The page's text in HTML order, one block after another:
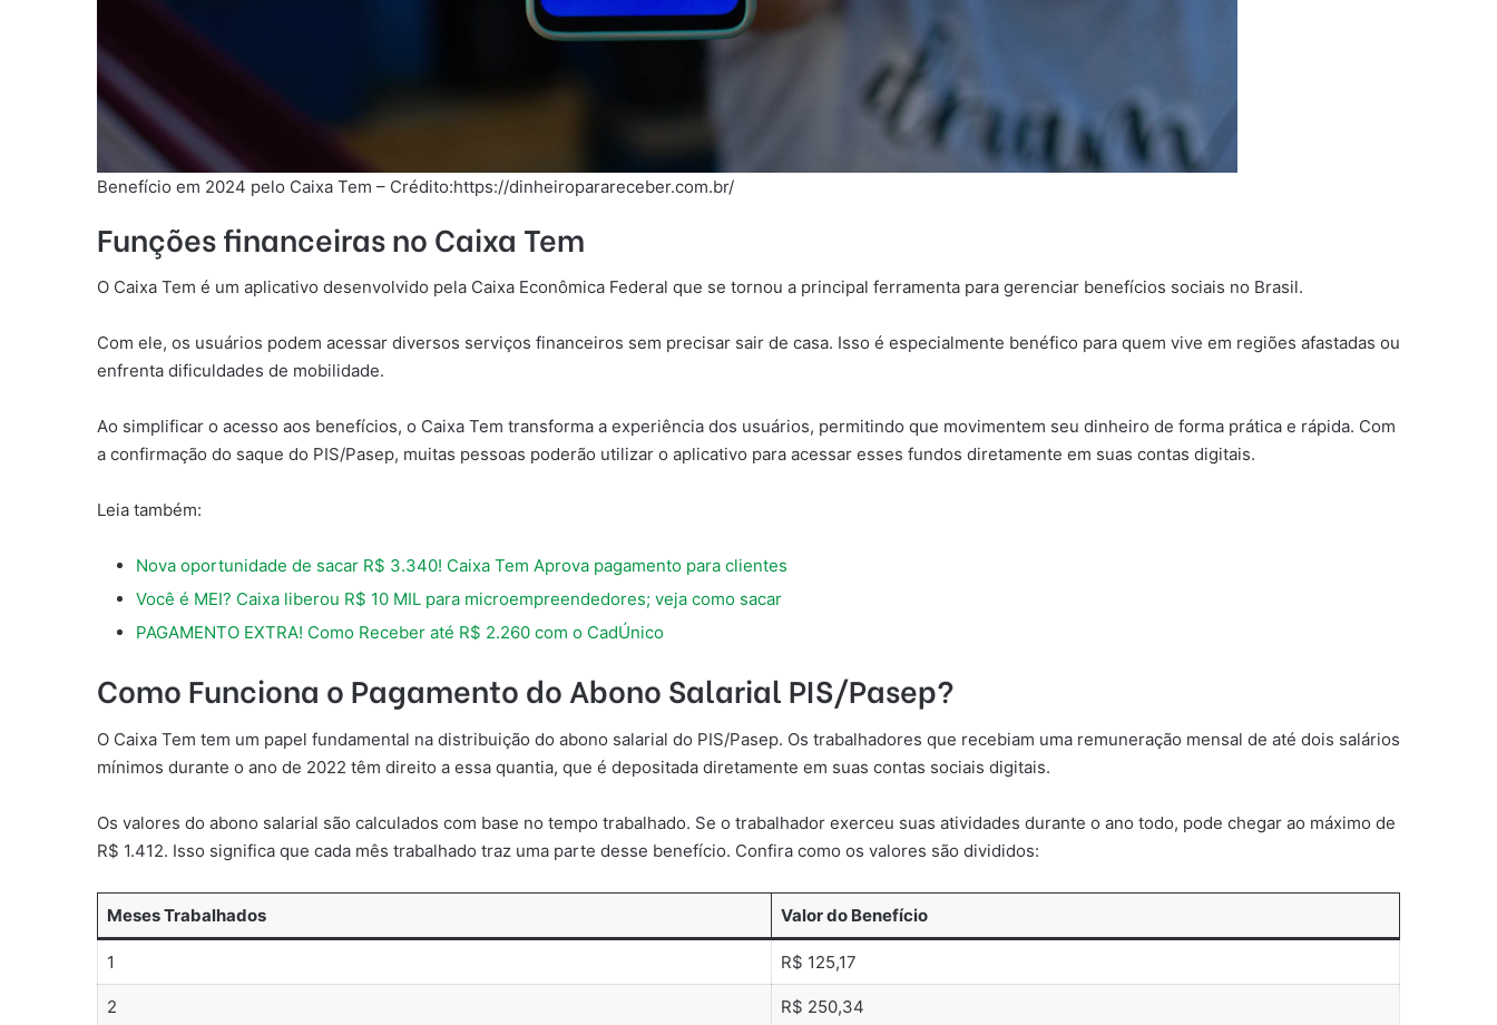
Benefício em 2024 pelo Caixa Tem – Crédito:https://dinheiroparareceber.com.br/
Funções financeiras no Caixa Tem
O Caixa Tem é um aplicativo desenvolvido pela Caixa Econômica Federal que se tornou a principal ferramenta para gerenciar benefícios sociais no Brasil.
Com ele, os usuários podem acessar diversos serviços financeiros sem precisar sair de casa. Isso é especialmente benéfico para quem vive em regiões afastadas ou
enfrenta dificuldades de mobilidade.
Ao simplificar o acesso aos benefícios, o Caixa Tem transforma a experiência dos usuários, permitindo que movimentem seu dinheiro de forma prática e rápida. Com
a confirmação do saque do PIS/Pasep, muitas pessoas poderão utilizar o aplicativo para acessar esses fundos diretamente em suas contas digitais.
Leia também:
Nova oportunidade de sacar R$ 3.340! Caixa Tem Aprova pagamento para clientes
Você é MEI? Caixa liberou R$ 10 MIL para microempreendedores; veja como sacar
PAGAMENTO EXTRA! Como Receber até R$ 2.260 com o CadÚnico
Como Funciona o Pagamento do Abono Salarial PIS/Pasep?
O Caixa Tem tem um papel fundamental na distribuição do abono salarial do PIS/Pasep. Os trabalhadores que recebiam uma remuneração mensal de até dois salários
mínimos durante o ano de 2022 têm direito a essa quantia, que é depositada diretamente em suas contas sociais digitais.
Os valores do abono salarial são calculados com base no tempo trabalhado. Se o trabalhador exerceu suas atividades durante o ano todo, pode chegar ao máximo de
R$ 1.412. Isso significa que cada mês trabalhado traz uma parte desse benefício. Confira como os valores são divididos:
Meses Trabalhados Valor do Benefício
1 R$ 125,17
2 R$ 250,34